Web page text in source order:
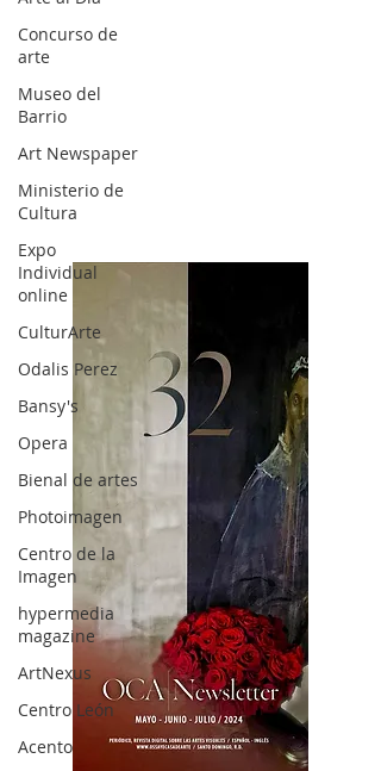
Concurso de
arte
Museo del
Barrio
Art Newspaper
Ministerio de
Cultura
Expo
Individual
online
CulturArte
Odalis Perez
Bansy's
Opera
Bienal de artes
Photoimagen
Centro de la
Imagen
hypermedia
magazine
ArtNexus
Centro León
Acento